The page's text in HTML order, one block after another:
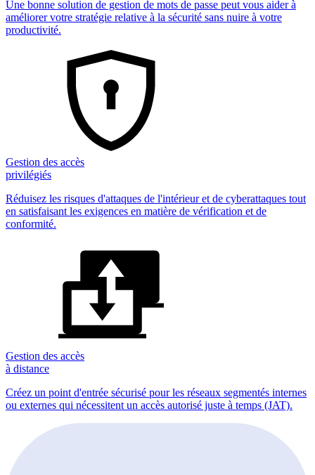
Une bonne solution de gestion de mots de passe peut vous aider à
améliorer votre stratégie relative à la sécurité sans nuire à votre
productivité.
Gestion des accès
privilégiés
Réduisez les risques d'attaques de l'intérieur et de cyberattaques tout
en satisfaisant les exigences en matière de vérification et de
conformité.
Gestion des accès
à distance
Créez un point d'entrée sécurisé pour les réseaux segmentés internes
ou externes qui nécessitent un accès autorisé juste à temps (JAT).